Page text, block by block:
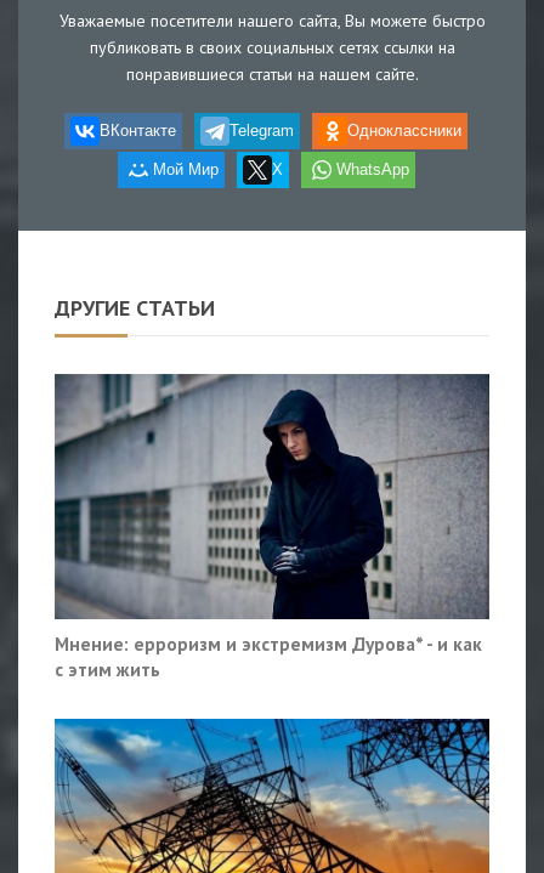
Уважаемые посетители нашего сайта, Вы можете быстро
публиковать в своих социальных сетях ссылки на
понравившиеся статьи на нашем сайте.
ВКонтакте Telegram Одноклассники
Мой Мир X WhatsApp
ДРУГИЕ СТАТЬИ
Мнение: ерроризм и экстремизм Дурова* - и как
с этим жить